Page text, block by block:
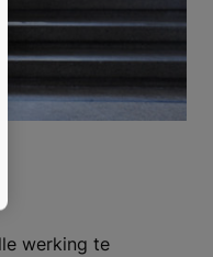
werking te